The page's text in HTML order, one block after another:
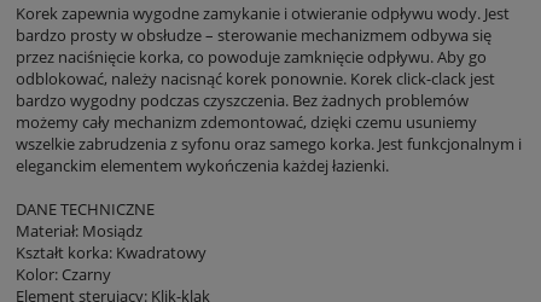
Korek zapewnia wygodne zamykanie i otwieranie odpływu wody. Jest
bardzo prosty w obsłudze – sterowanie mechanizmem odbywa się
przez naciśnięcie korka, co powoduje zamknięcie odpływu. Aby go
odblokować, należy nacisnąć korek ponownie. Korek click-clack jest
bardzo wygodny podczas czyszczenia. Bez żadnych problemów
możemy cały mechanizm zdemontować, dzięki czemu usuniemy
wszelkie zabrudzenia z syfonu oraz samego korka. Jest funkcjonalnym i
eleganckim elementem wykończenia każdej łazienki.
DANE TECHNICZNE
Materiał: Mosiądz
Kształt korka: Kwadratowy
Kolor: Czarny
Element sterujący: Klik-klak